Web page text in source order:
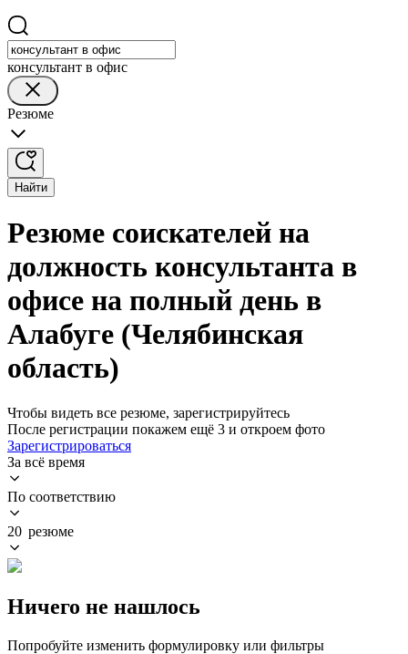
консультант в офис
Резюме
Найти
Резюме соискателей на
должность консультанта в
офисе на полный день в
Алабуге (Челябинская
область)
Чтобы видеть все резюме, зарегистрируйтесь
После регистрации покажем ещё 3 и откроем фото
Зарегистрироваться
За всё время
По соответствию
20 резюме
Ничего не нашлось
Попробуйте изменить формулировку или фильтры